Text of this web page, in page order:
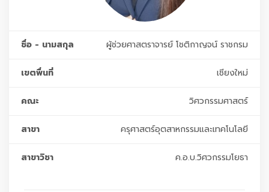
ชื่อ - นามสกุล ผู้ช่วยศาสตราจารย์ โชติกาญจน์ ราชกรม
เขตพื่นที่ เชียงใหม่
คณะ วิศวกรรมศาสตร์
สาขา ครุศาสตร์อุตสาหกรรมและเทคโนโลยี
สาขาวิชา ค.อ.บ.วิศวกรรมโยธา